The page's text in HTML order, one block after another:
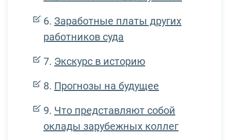
Заработные платы других
работников суда
Экскурс в историю
Прогнозы на будущее
Что представляют собой
оклады зарубежных коллег